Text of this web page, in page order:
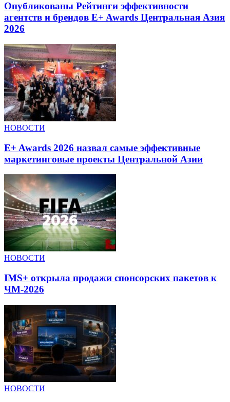
Опубликованы Рейтинги эффективности
агентств и брендов E+ Awards Центральная Азия
2026
НОВОСТИ
E+ Awards 2026 назвал самые эффективные
маркетинговые проекты Центральной Азии
НОВОСТИ
IMS+ открыла продажи спонсорских пакетов к
ЧМ-2026
НОВОСТИ